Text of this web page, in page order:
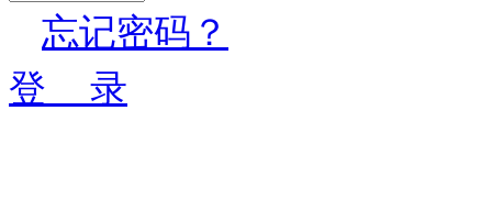
忘记密码？
登 录